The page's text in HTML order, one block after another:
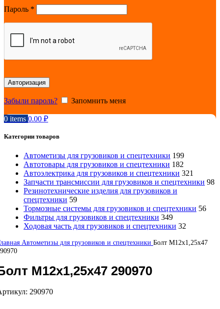
Пароль *
Авторизация
Забыли пароль? Запомнить меня
0 items 0.00 ₽
Категории товаров
Автометизы для грузовиков и спецтехники 199
Автотовары для грузовиков и спецтехники 182
Автоэлектрика для грузовиков и спецтехники 321
Запчасти трансмиссии для грузовиков и спецтехники 98
Резинотехнические изделия для грузовиков и
спецтехники 59
Тормозные системы для грузовиков и спецтехники 56
Фильтры для грузовиков и спецтехники 349
Ходовая часть для грузовиков и спецтехники 32
Автометизы для грузовиков и спецтехники Болт М12х1,25х47
М12х1,25х47 290970
290970